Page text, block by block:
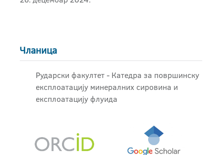
Чланица
Рударски факултет - Катедра за површинску
експлоатацију минералних сировина и
експлоатацију флуида